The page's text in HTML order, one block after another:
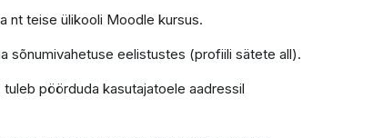
nt teise ülikooli Moodle kursus.
sõnumivahetuse eelistustes (profiili sätete all).
pöörduda kasutajatoele aadressil